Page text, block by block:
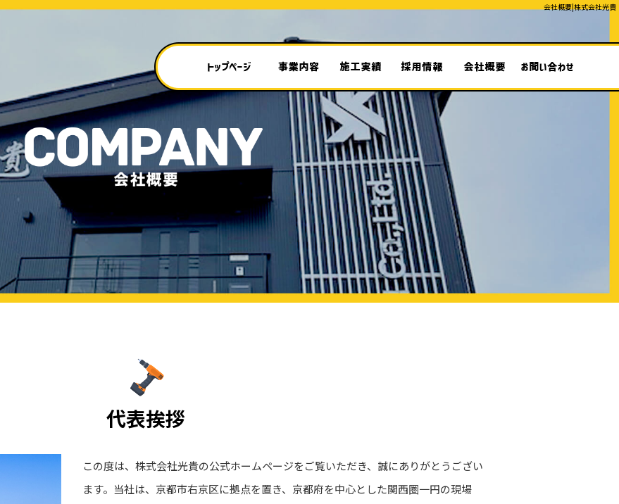
会社概要|株式会社光貴
代表挨拶
この度は、株式会社光貴の公式ホームページをご覧いただき、誠にありがとうござい
ます。当社は、京都市右京区に拠点を置き、京都府を中心とした関西圏一円の現場